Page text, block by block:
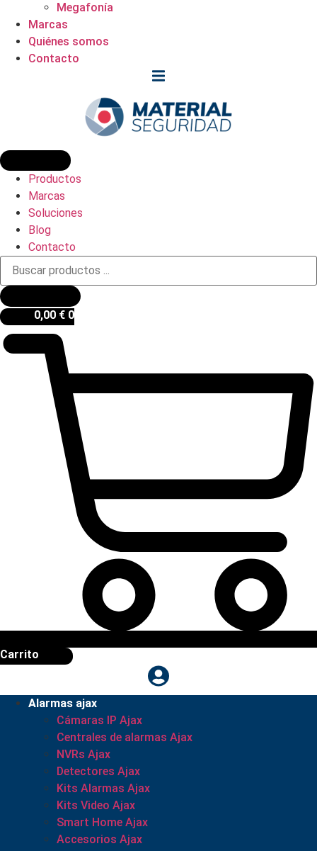
Megafonía
Marcas
Quiénes somos
Contacto
Productos
Marcas
Soluciones
Blog
Contacto
Búsqueda
productos
0,00 € 0
Carrito
Alarmas ajax
Cámaras IP Ajax
Centrales de alarmas Ajax
NVRs Ajax
Detectores Ajax
Kits Alarmas Ajax
Kits Video Ajax
Smart Home Ajax
Accesorios Ajax